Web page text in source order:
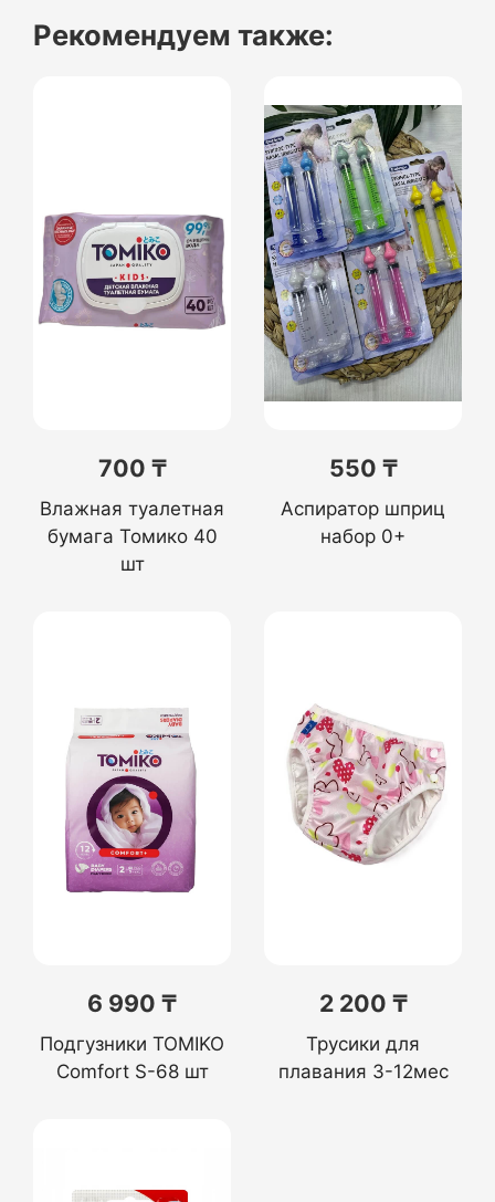
Рекомендуем также:
700 ₸
Влажная туалетная
бумага Томико 40
шт
550 ₸
Аспиратор шприц
набор 0+
6 990 ₸
Подгузники TOMIKO
Comfort S-68 шт
2 200 ₸
Трусики для
плавания 3-12мес